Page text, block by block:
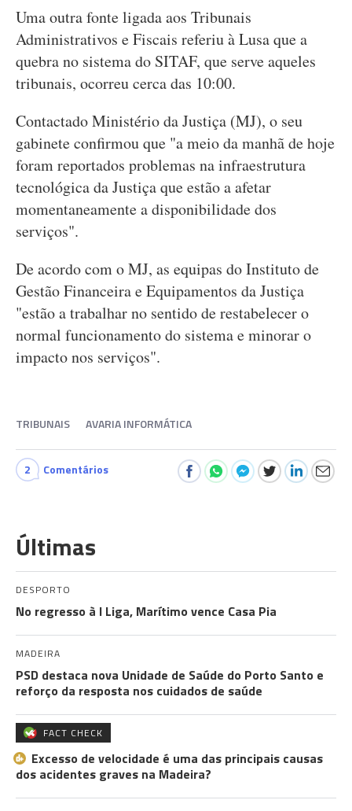
Uma outra fonte ligada aos Tribunais
Administrativos e Fiscais referiu à Lusa que a
quebra no sistema do SITAF, que serve aqueles
tribunais, ocorreu cerca das 10:00.
Contactado Ministério da Justiça (MJ), o seu
gabinete confirmou que "a meio da manhã de hoje
foram reportados problemas na infraestrutura
tecnológica da Justiça que estão a afetar
momentaneamente a disponibilidade dos
serviços".
De acordo com o MJ, as equipas do Instituto de
Gestão Financeira e Equipamentos da Justiça
"estão a trabalhar no sentido de restabelecer o
normal funcionamento do sistema e minorar o
impacto nos serviços".
TRIBUNAIS AVARIA INFORMÁTICA
2 Comentários
Últimas
DESPORTO
No regresso à I Liga, Marítimo vence Casa Pia
MADEIRA
PSD destaca nova Unidade de Saúde do Porto Santo e
reforço da resposta nos cuidados de saúde
FACT CHECK
Excesso de velocidade é uma das principais causas
dos acidentes graves na Madeira?